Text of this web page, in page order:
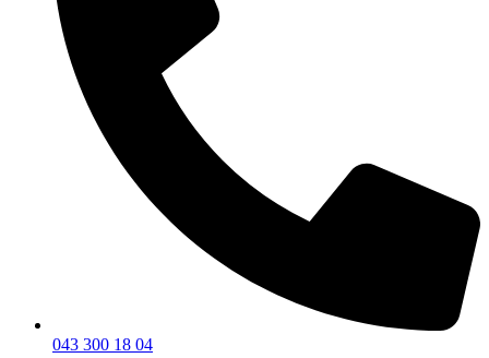
043 300 18 04